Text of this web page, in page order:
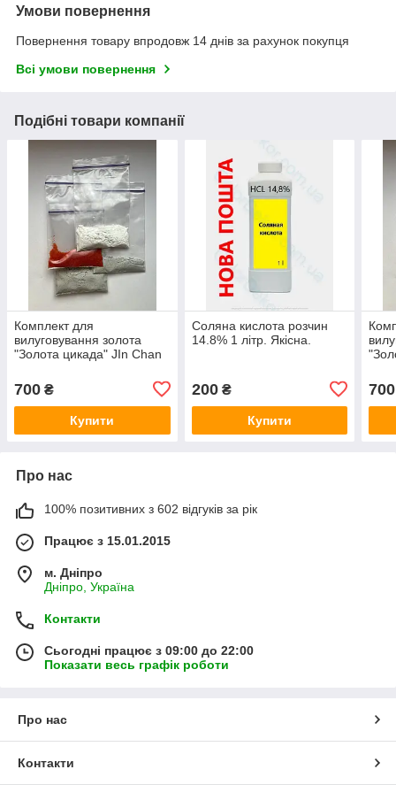
Умови повернення
Повернення товару впродовж 14 днів за рахунок покупця
Всі умови повернення
Подібні товари компанії
Комплект для
вилуговування золота
"Золота цикада" JIn Chan
700 ₴
Купити
Соляна кислота розчин
14.8% 1 літр. Якісна.
200₴
Купити
700
Про нас
100% позитивних з 602 відгуків за рік
Працює з 15.01.2015
м. Дніпро
Дніпро, Україна
Контакти
Сьогодні працює з 09:00 до 22:00
Показати весь графік роботи
Про нас
Контакти